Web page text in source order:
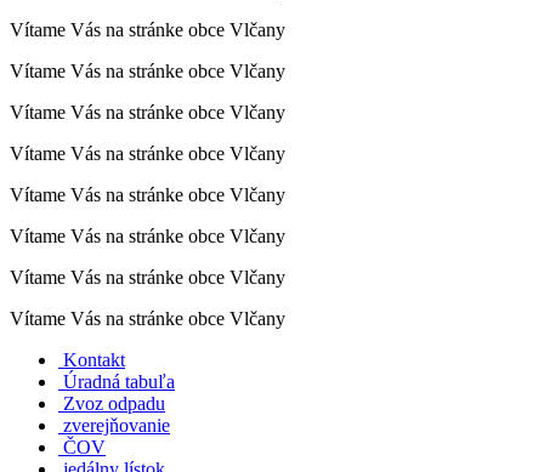
Vítame Vás na stránke obce Vlčany
Vítame Vás na stránke obce Vlčany
Vítame Vás na stránke obce Vlčany
Vítame Vás na stránke obce Vlčany
Vítame Vás na stránke obce Vlčany
Vítame Vás na stránke obce Vlčany
Vítame Vás na stránke obce Vlčany
Vítame Vás na stránke obce Vlčany
Kontakt
Úradná tabuľa
Zvoz odpadu
zverejňovanie
ČOV